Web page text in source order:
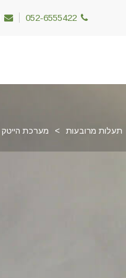
052-6555422
תעלות מרובעות > מערכת הייטק